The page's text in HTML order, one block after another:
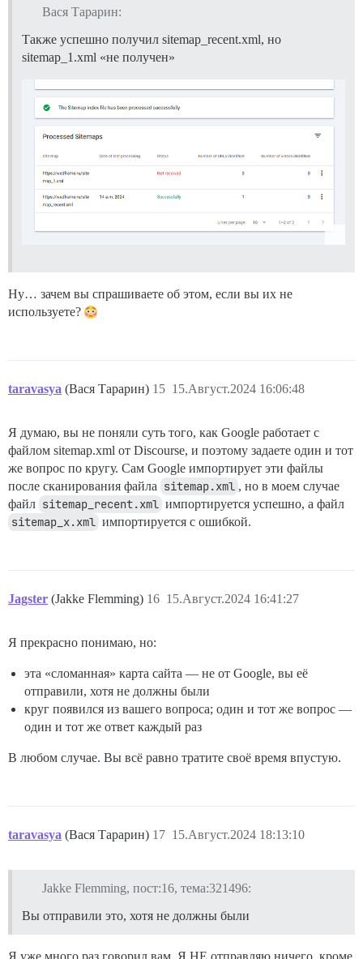
Вася Тарарин:
Также успешно получил sitemap_recent.xml, но
sitemap_1.xml «не получен»
Ну… зачем вы спрашиваете об этом, если вы их не
используете?
taravasya (Вася Тарарин) 15.Август.2024 16:06:48
15
Я думаю, вы не поняли суть того, как Google работает с
файлом sitemap.xml от Discourse, и поэтому задаете один и тот
же вопрос по кругу. Сам Google импортирует эти файлы
после сканирования файла sitemap.xml , но в моем случае
файл sitemap_recent.xml импортируется успешно, а файл
sitemap_x.xml импортируется с ошибкой.
Jagster (Jakke Flemming) 15.Август.2024 16:41:27
16
Я прекрасно понимаю, но:
эта «сломанная» карта сайта — не от Google, вы её
отправили, хотя не должны были
круг появился из вашего вопроса; один и тот же вопрос —
один и тот же ответ каждый раз
В любом случае. Вы всё равно тратите своё время впустую.
taravasya (Вася Тарарин) 15.Август.2024 18:13:10
17
Jakke Flemming, пост:16, тема:321496:
Вы отправили это, хотя не должны были